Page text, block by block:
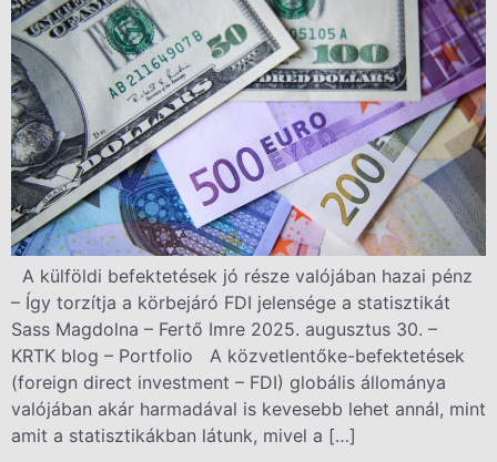
A külföldi befektetések jó része valójában hazai pénz
– Így torzítja a körbejáró FDI jelensége a statisztikát
Sass Magdolna – Fertő Imre 2025. augusztus 30. –
KRTK blog – Portfolio A közvetlentőke-befektetések
(foreign direct investment – FDI) globális állománya
valójában akár harmadával is kevesebb lehet annál, mint
amit a statisztikákban látunk, mivel a […]